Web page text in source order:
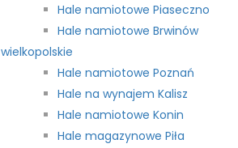
Hale namiotowe Piaseczno
Hale namiotowe Brwinów
wielkopolskie
Hale namiotowe Poznań
Hale na wynajem Kalisz
Hale namiotowe Konin
Hale magazynowe Piła